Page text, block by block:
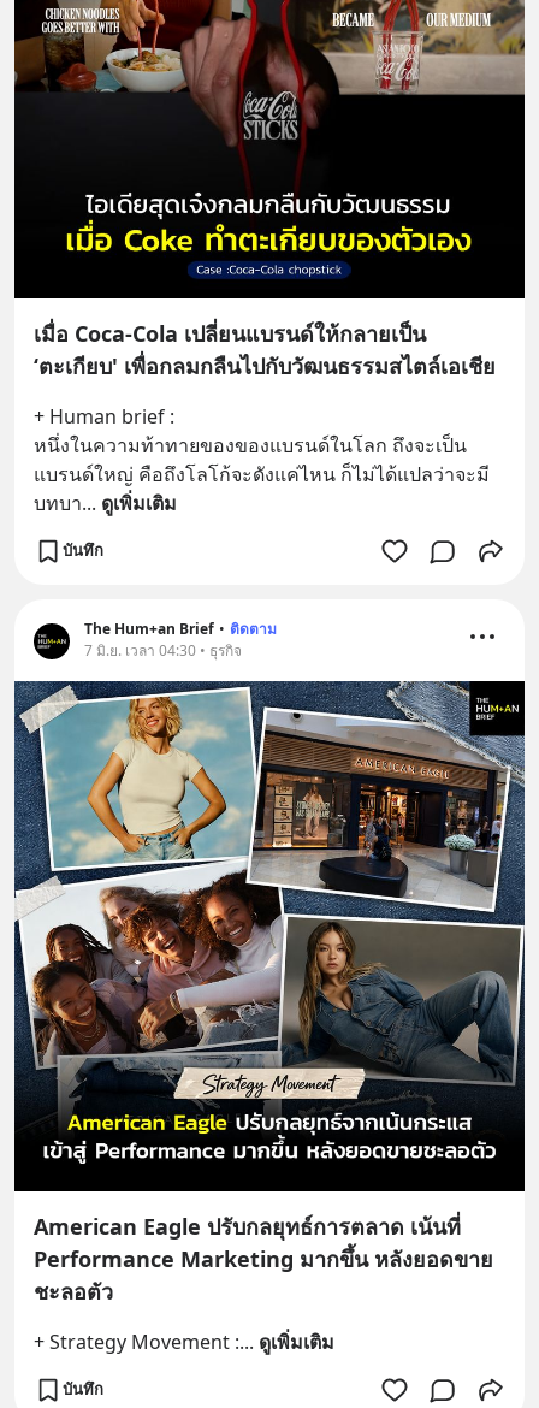
เมื่อ Coca-Cola เปลี่ยนแบรนด์ให้กลายเป็น
‘ตะเกียบ' เพื่อกลมกลืนไปกับวัฒนธรรมสไตล์เอเชีย
+ Human brief :
หนึ่งในความท้าทายของของแบรนด์ในโลก ถึงจะเป็น
แบรนด์ใหญ่ คือถึงโลโก้จะดังแค่ไหน ก็ไม่ได้แปลว่าจะมี
บทบา... ดูเพิ่มเติม
บันทึก
The Hum+an Brief • ติดตาม
7 มิ.ย. เวลา 04:30 • ธุรกิจ
American Eagle ปรับกลยุทธ์การตลาด เน้นที่
Performance Marketing มากขึ้น หลังยอดขาย
ชะลอตัว
+ Strategy Movement :... ดูเพิ่มเติม
บันทึก